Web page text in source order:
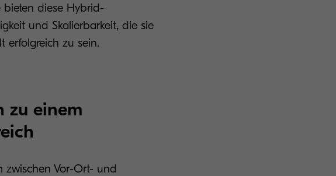
bieten diese Hybrid-
und Skalierbarkeit, die sie
erfolgreich zu sein.
zu einem
zwischen Vor-Ort- und